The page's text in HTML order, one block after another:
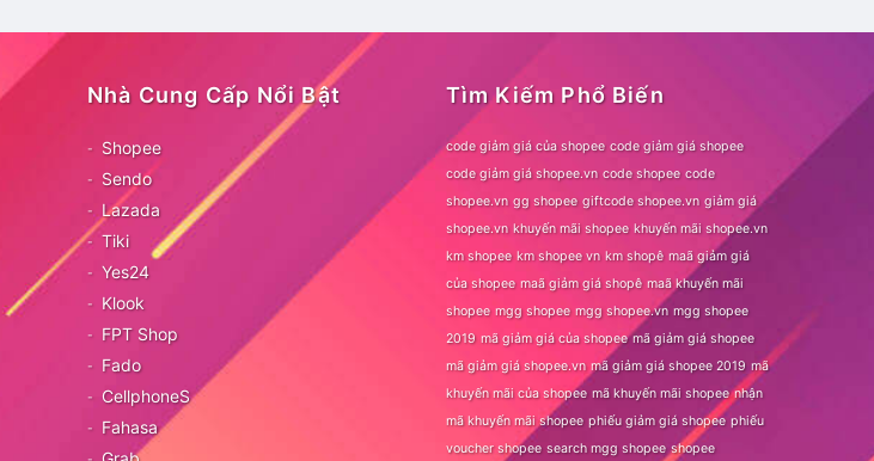
Nhà Cung Cấp Nổi Bật
Shopee
Sendo
Lazada
Tiki
Yes24
Klook
FPT Shop
Fado
CellphoneS
Fahasa
Tìm Kiếm Phổ Biến
code giảm giá của shopee code giảm giá shopee
code giảm giá shopee.vn code shopee code
shopee.vn gg shopee giftcode shopee.vn giảm giá
shopee.vn khuyến mãi shopee khuyến mãi shopee.vn
km shopee km shopee vn km shopê maã giảm giá
của shopee maã giảm giá shopê maã khuyến mãi
shopee mgg shopee mgg shopee.vn mgg shopee
2019 mã giảm giá của shopee mã giảm giá shopee
mã giảm giá shopee.vn mã giảm giá shopee 2019 mã
khuyến mãi của shopee mã khuyến mãi shopee nhận
mã khuyến mãi shopee phiếu giảm giá shopee phiếu
voucher shopee search mgg shopee shopee